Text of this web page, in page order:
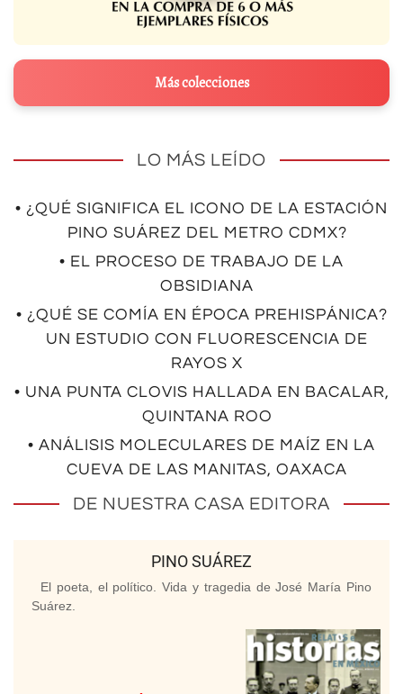
Más colecciones
LO MÁS LEÍDO
• ¿QUÉ SIGNIFICA EL ICONO DE LA ESTACIÓN
PINO SUÁREZ DEL METRO CDMX?
• EL PROCESO DE TRABAJO DE LA
OBSIDIANA
• ¿QUÉ SE COMÍA EN ÉPOCA PREHISPÁNICA?
UN ESTUDIO CON FLUORESCENCIA DE
RAYOS X
• UNA PUNTA CLOVIS HALLADA EN BACALAR,
QUINTANA ROO
• ANÁLISIS MOLECULARES DE MAÍZ EN LA
CUEVA DE LAS MANITAS, OAXACA
DE NUESTRA CASA EDITORA
PINO SUÁREZ
El poeta, el político. Vida y tragedia de José María Pino
Suárez.